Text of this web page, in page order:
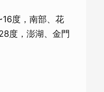
度，南部、花
度，澎湖、金門